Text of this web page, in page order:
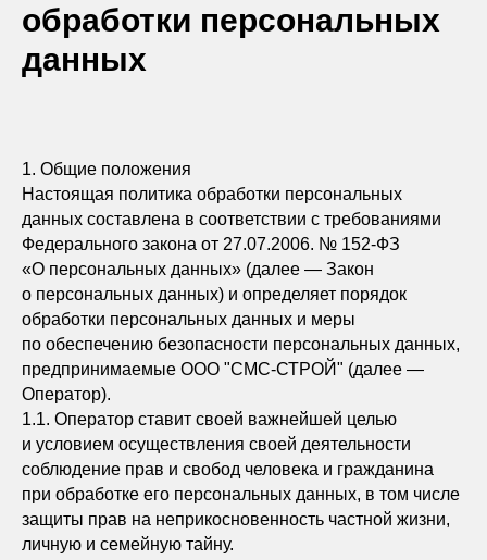
обработки персональных
данных
1. Общие положения
Настоящая политика обработки персональных
данных составлена в соответствии с требованиями
Федерального закона от 27.07.2006. № 152-ФЗ
«О персональных данных» (далее — Закон
о персональных данных) и определяет порядок
обработки персональных данных и меры
по обеспечению безопасности персональных данных,
предпринимаемые ООО "СМС-СТРОЙ" (далее —
Оператор).
1.1. Оператор ставит своей важнейшей целью
и условием осуществления своей деятельности
соблюдение прав и свобод человека и гражданина
при обработке его персональных данных, в том числе
защиты прав на неприкосновенность частной жизни,
личную и семейную тайну.